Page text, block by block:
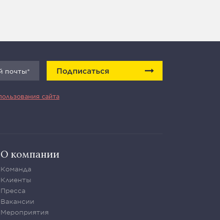
Подписаться
сайта
О компании
Команда
Клиенты
Пресса
Вакансии
Мероприятия